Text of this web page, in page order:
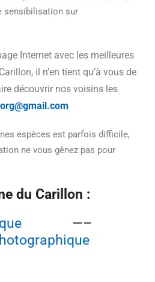
sensibilisation sur
Internet avec les meilleures
il n’en tient qu’à vous de
découvrir nos voisins les
espèces est parfois difficile,
ne vous gênez pas pour
du Carillon :
—–